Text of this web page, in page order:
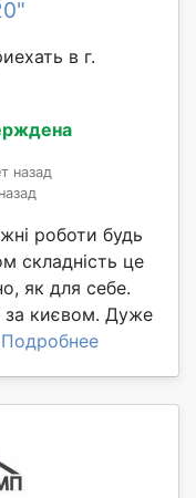
в г.
назад
роботи будь
складність це
як для себе.
києвом. Дуже
Подробнее